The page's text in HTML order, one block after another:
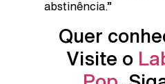
abstinência.”
Quer
Visite o